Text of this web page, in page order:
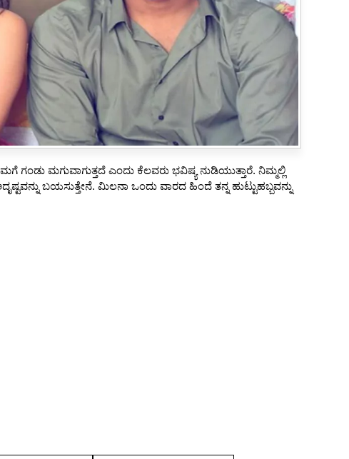
ಮಗುವಾಗುತ್ತದೆ ಎಂದು ಕೆಲವರು ಭವಿಷ್ಯ ನುಡಿಯುತ್ತಾರೆ. ನಿಮ್ಮಲ್ಲಿ
ಬಯಸುತ್ತೇನೆ. ಮಿಲನಾ ಒಂದು ವಾರದ ಹಿಂದೆ ತನ್ನ ಹುಟ್ಟುಹಬ್ಬವನ್ನು